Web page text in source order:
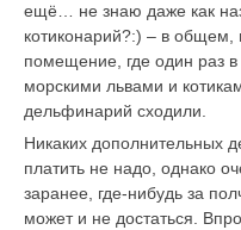
ещё… не знаю даже как
котиконарий?:) – в
помещение, где один раз
морскими львами и
дельфинарий сходили.
Никаких дополнительных
платить не надо, однако
заранее, где-нибудь за
может и не достаться.